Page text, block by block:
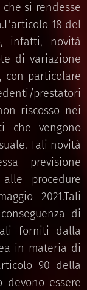
si rendesse
18 del
infatti, novità
di variazione
con particolare
prestatori
riscosso nei
che vengono
Tali novità
previsione
procedure
2021.Tali
di
forniti dalla
in materia di
90 della
devono essere